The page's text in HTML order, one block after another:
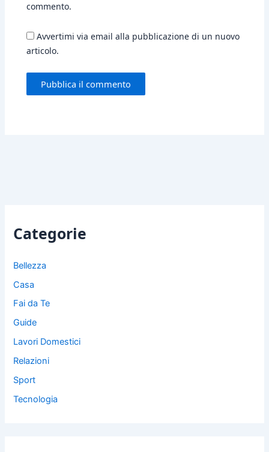
commento.
Avvertimi via email alla pubblicazione di un nuovo
articolo.
Categorie
Bellezza
Casa
Fai da Te
Guide
Lavori Domestici
Relazioni
Sport
Tecnologia